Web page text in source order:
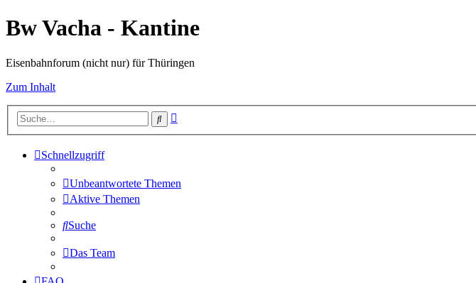
Bw Vacha - Kantine
Eisenbahnforum (nicht nur) für Thüringen
Zum Inhalt
Suche
Schnellzugriff
Unbeantwortete Themen
Aktive Themen
Suche
Das Team